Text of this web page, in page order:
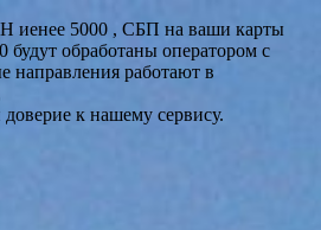
иенее 5000 , СБП на ваши карты
будут обработаны оператором с
направления работают в
к нашему сервису.